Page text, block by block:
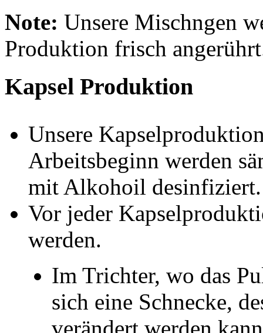
Note: Unsere Mischngen
Produktion frisch
Kapsel Produktion
Unsere
Arbeitsbeginn werden
mit Alkohoil desinfiziert.
Vor jeder
werden.
Im Trichter, wo das
sich eine Schnecke,
verändert werden